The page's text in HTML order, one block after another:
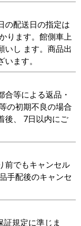
の配送日の指定は
ります。館側車上
いし ます。商品出
ます。
等による返品・
の初期不良の場合
後、 7日以内にご
前でもキャンセル
手配後のキャンセ
規定に準じま